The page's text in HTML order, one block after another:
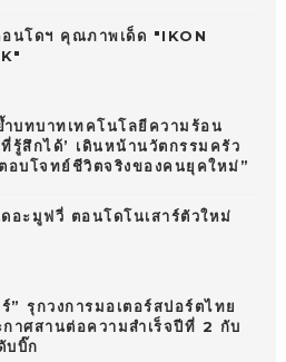
นโดฯ คุณภาพเด็ด "IKON
บทบาทเทคโนโลยีความร้อน
ที่รู้สึกได้’ เดินหน้านวัตกรรมครัว
อบโจทย์ชีวิตจริงของคนยุคใหม่”
ดอะมูฟวี่ ตอนโดโนเสาร์ตัวใหม่
” รุกวงการมอเตอร์สปอร์ตไทย
กาศสานต่อความสำเร็จปีที่ 2 กับ
บบิ๊ก